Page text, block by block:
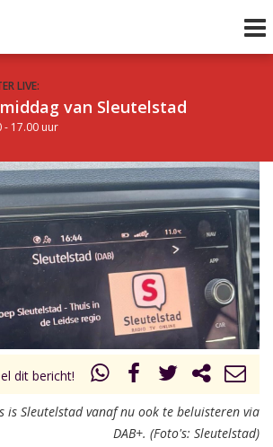
LIVE:
van Sleutelstad
- 17.00 uur
uur 1 van 0 Volgend uur
dit bericht!
is Sleutelstad vanaf nu ook te beluisteren via
DAB+. (Foto's: Sleutelstad)